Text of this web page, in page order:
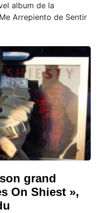
album de la
Arrepiento de Sentir
grand
On Shiest »,